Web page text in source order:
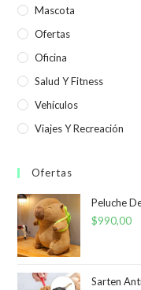
Mascota
Ofertas
Oficina
Salud Y Fitness
Vehículos
Viajes Y Recreación
Ofertas
Peluche
$990,00
Sarten